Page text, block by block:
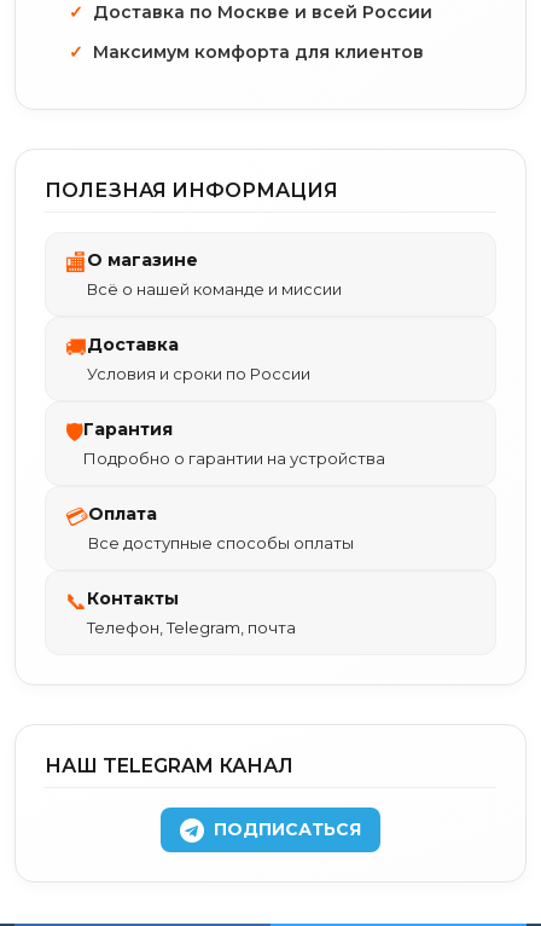
Доставка по Москве и всей России
Максимум комфорта для клиентов
ПОЛЕЗНАЯ ИНФОРМАЦИЯ
🏬О магазине
Всё о нашей команде и миссии
🚚Доставка
Условия и сроки по России
🛡Гарантия
Подробно о гарантии на устройства
💳Оплата
Все доступные способы оплаты
📞Контакты
Телефон, Telegram, почта
НАШ TELEGRAM КАНАЛ
ПОДПИСАТЬСЯ